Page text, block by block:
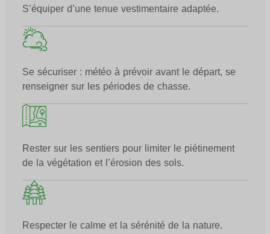
S’équiper d’une tenue vestimentaire adaptée.
Se sécuriser : météo à prévoir avant le départ, se
renseigner sur les périodes de chasse.
Rester sur les sentiers pour limiter le piétinement
de la végétation et l’érosion des sols.
Respecter le calme et la sérénité de la nature.